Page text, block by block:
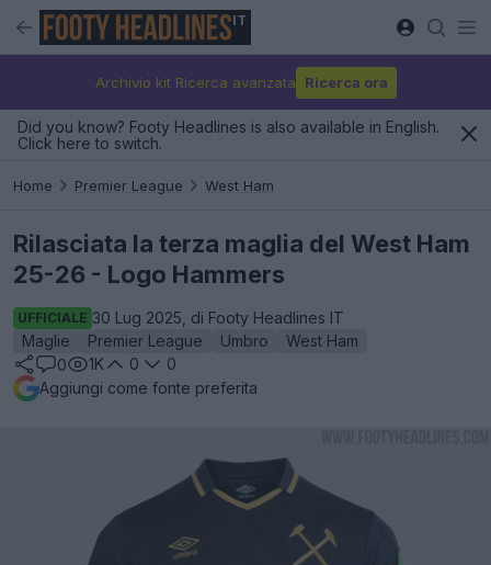
IT
Archivio kit Ricerca avanzata Ricerca ora
Did you know? Footy Headlines is also available in English.
Click here to switch.
Home Premier League West Ham
Rilasciata la terza maglia del West Ham
25-26 - Logo Hammers
UFFICIALE 30 Lug 2025, di Footy Headlines IT
Maglie
Premier League Umbro
West Ham
0
1K 0
0
Aggiungi come fonte preferita